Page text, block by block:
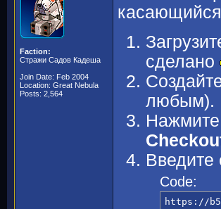
Faction:
Стражи Садов Кадеша
Join Date: Feb 2004
Location: Great Nebula
Posts: 2,564
сделано
любым).
Code:
https://